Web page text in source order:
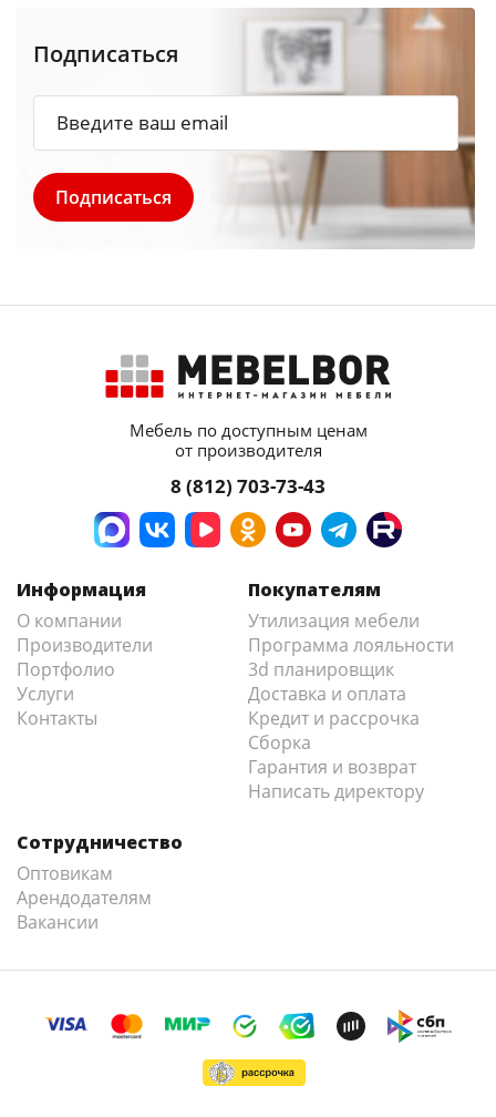
Подписаться
Мебель по доступным ценам
от производителя
8 (812) 703-73-43
Информация
О компании
Производители
Портфолио
Услуги
Контакты
Покупателям
Утилизация мебели
Программа лояльности
3d планировщик
Доставка и оплата
Кредит и рассрочка
Сборка
Гарантия и возврат
Написать директору
Сотрудничество
Оптовикам
Арендодателям
Вакансии